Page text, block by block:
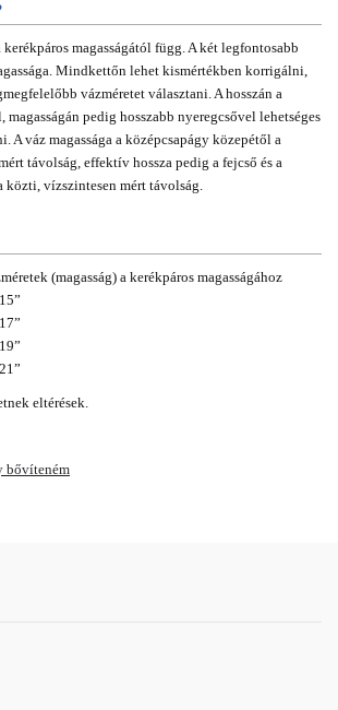
magasságától függ. A két legfontosabb
Mindkettőn lehet kismértékben korrigálni,
vázméretet választani. A hosszán a
magasságán pedig hosszabb nyeregcsővel lehetséges
A váz magassága a középcsapágy közepétől a
távolság, effektív hossza pedig a fejcső és a
közti, vízszintesen mért távolság.
(magasság) a kerékpáros magasságához
eltérések.
bővíteném